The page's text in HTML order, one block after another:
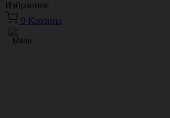
Избранное
0 Корзина